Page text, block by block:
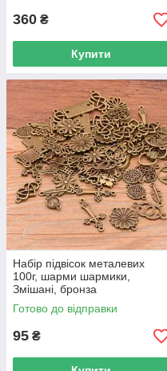
360 ₴
Купити
Набір підвісок металевих
100г, шарми шармики,
Змішані, бронза
Готово до відправки
95 ₴